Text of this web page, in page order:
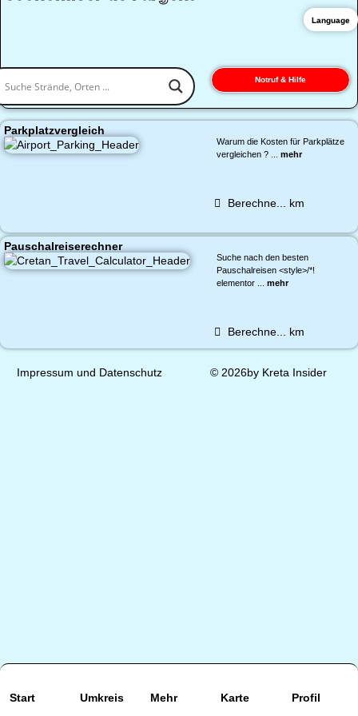
Notruf & Hilfe
Parkplatzvergleich
Warum die Kosten für Parkplätze
vergleichen ? ... mehr
Berechne... km
Pauschalreiserechner
Suche nach den besten
Pauschalreisen <style>/*!
elementor ... mehr
Berechne... km
Start Umkreis Mehr Karte Profil
Impressum und Datenschutz © 2026by Kreta Insider
Language